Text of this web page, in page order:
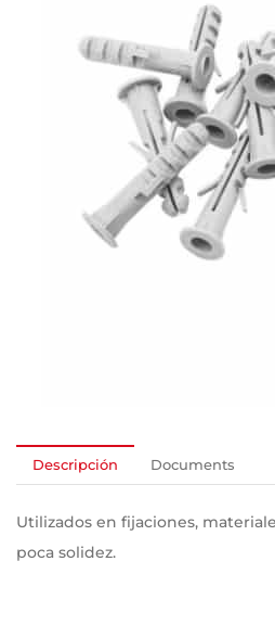
Descripción Documents
Utilizados en fijaciones,
poca solidez.